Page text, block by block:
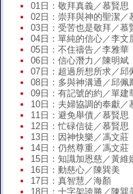
01日：敬拜真義／慕賢思
02日：崇拜與神的聖潔／
03日：受苦也是敬拜／慕
04日：單純的信心／李文
05日：不住禱告／李雅華
06日：信心潛力／陳明斌
07日：超過所想所求／邱
08日：多與神溝通／邱佩
09日：有記號的約／單建
10日：夫婦協調的奉獻／
11日：避免舉債／慕賢思
12日：忙碌信徒／慕賢思
13日：因神快樂／馮文莊
14日：仍然尊重／馮文莊
15日：知識加恩慈／黃維
16日：動慈心／陳巽美
17日：真智慧／海顏
18日：十字架誇勝／陳巽